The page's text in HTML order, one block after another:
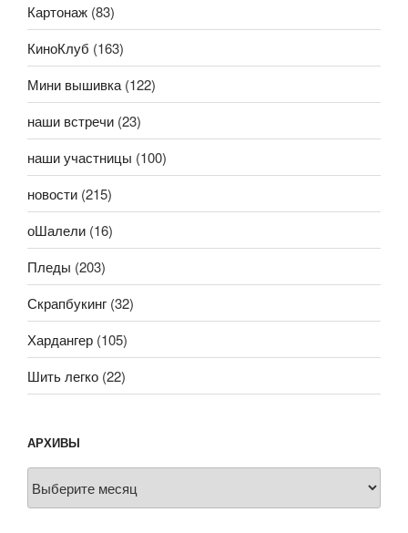
Картонаж (83)
КиноКлуб (163)
Мини вышивка (122)
наши встречи (23)
наши участницы (100)
новости (215)
оШалели (16)
Пледы (203)
Скрапбукинг (32)
Хардангер (105)
Шить легко (22)
АРХИВЫ